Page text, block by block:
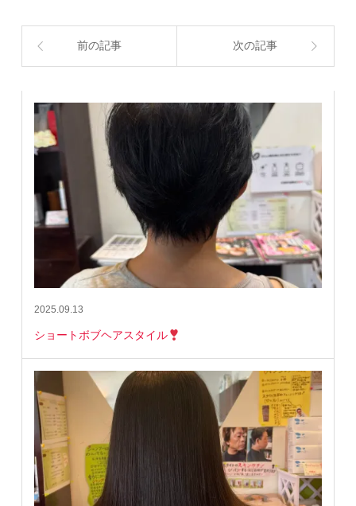
前の記事 次の記事
2025.09.13
ショートボブヘアスタイル